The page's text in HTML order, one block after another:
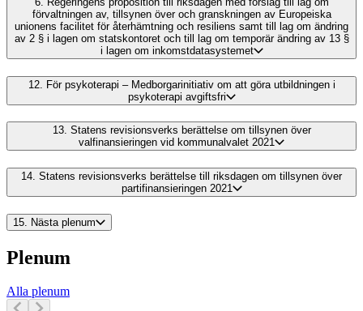
förvaltningen av, tillsynen över och granskningen av Europeiska
unionens facilitet för återhämtning och resiliens samt till lag om ändring
av 2 § i lagen om statskontoret och till lag om temporär ändring av 13 §
i lagen om inkomstdatasystemet
12. För psykoterapi – Medborgarinitiativ om att göra utbildningen i
psykoterapi avgiftsfri
13. Statens revisionsverks berättelse om tillsynen över
valfinansieringen vid kommunalvalet 2021
14. Statens revisionsverks berättelse till riksdagen om tillsynen över
partifinansieringen 2021
15. Nästa plenum
Plenum
Alla plenum